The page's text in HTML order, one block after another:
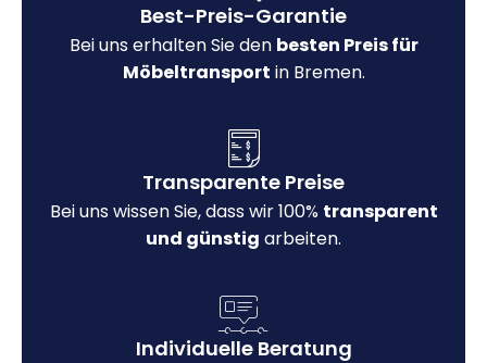
Best-Preis-Garantie
Bei uns erhalten Sie den besten Preis für
Möbeltransport in Bremen.
Transparente Preise
Bei uns wissen Sie, dass wir 100% transparent
und günstig arbeiten.
Individuelle Beratung